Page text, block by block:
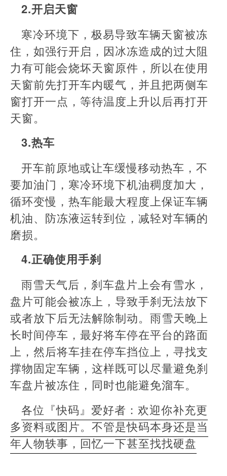
2.开启天窗
寒冷环境下，极易导致车辆天窗被冻
住，如强行开启，因冰冻造成的过大阻
力有可能会烧坏天窗原件，所以在使用
天窗前先打开车内暖气，并且把两侧车
窗打开一点，等待温度上升以后再打开
天窗。
3.热车
开车前原地或让车缓慢移动热车，不
要加油门，寒冷环境下机油稠度加大，
循环变慢，热车能最大程度上保证车辆
机油、防冻液运转到位，减轻对车辆的
磨损。
4.正确使用手刹
雨雪天气后，刹车盘片上会有雪水，
盘片可能会被冻上，导致手刹无法放下
或者放下后无法解除制动。雨雪天晚上
长时间停车，最好将车停在平台的路面
上，然后将车挂在停车挡位上，寻找支
撑物固定车辆，这样既可以尽量避免刹
车盘片被冻住，同时也能避免溜车。
各位『快码』爱好者：欢迎你补充更
多资料或图片。不管是快码本身还是当
年人物轶事，回忆一下甚至找找硬盘